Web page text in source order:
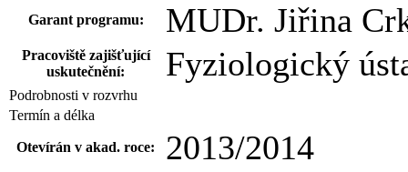
Garant programu: MUDr. Jiřina
Pracoviště zajišťující
uskutečnění:
Fyziologický
Podrobnosti v rozvrhu
Termín a délka
Otevírán v akad. roce: 2013/2014